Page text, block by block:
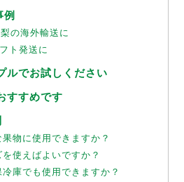
の海外輸送に
ト発送に
ルでお試しください
すすめです
果物に使用できますか？
使えばよいですか？
冷庫でも使用できますか？